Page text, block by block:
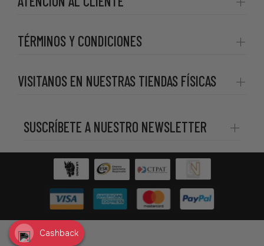
SUSCRÍBETE A NUESTRO NEWSLETTER
TÉRMINOS Y CONDICIONES
VISITANOS EN NUESTRAS TIENDAS FÍSICAS
Cashback